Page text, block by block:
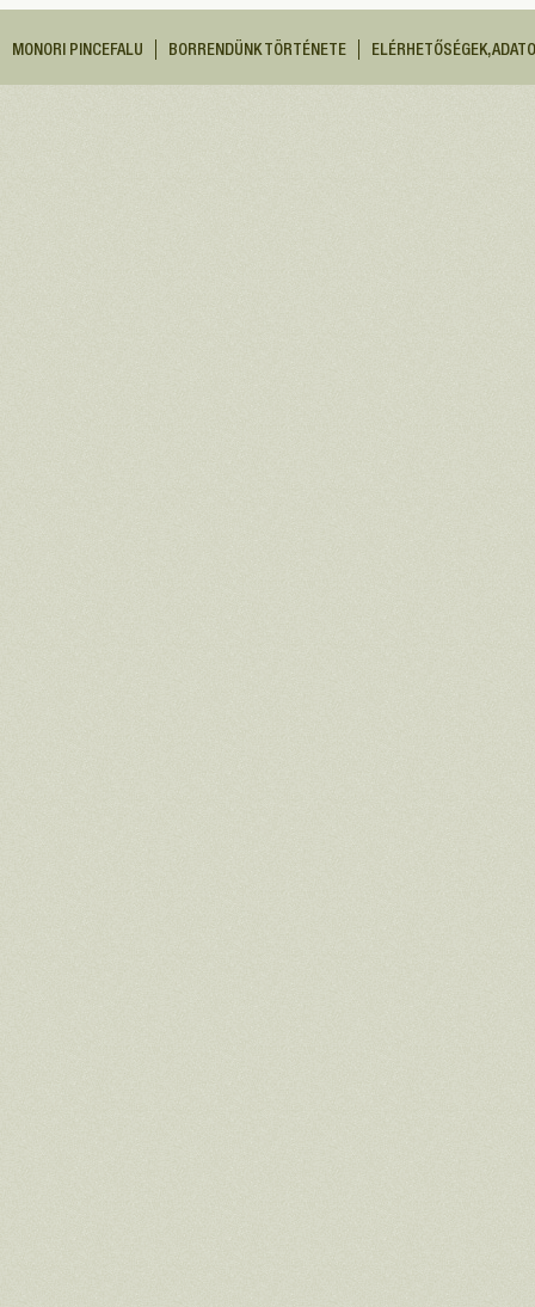
MONORI PINCEFALU BORRENDÜNK TÖRTÉNETE ELÉRHETŐSÉGEK,